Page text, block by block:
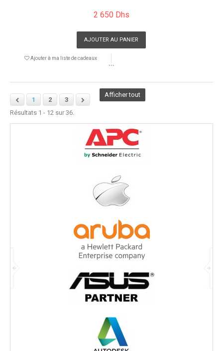
2 650 Dhs
AJOUTER AU PANIER
Ajouter à ma liste de cadeaux
```
Afficher tout
1 2
3
Résultats 1 - 12 sur 36.